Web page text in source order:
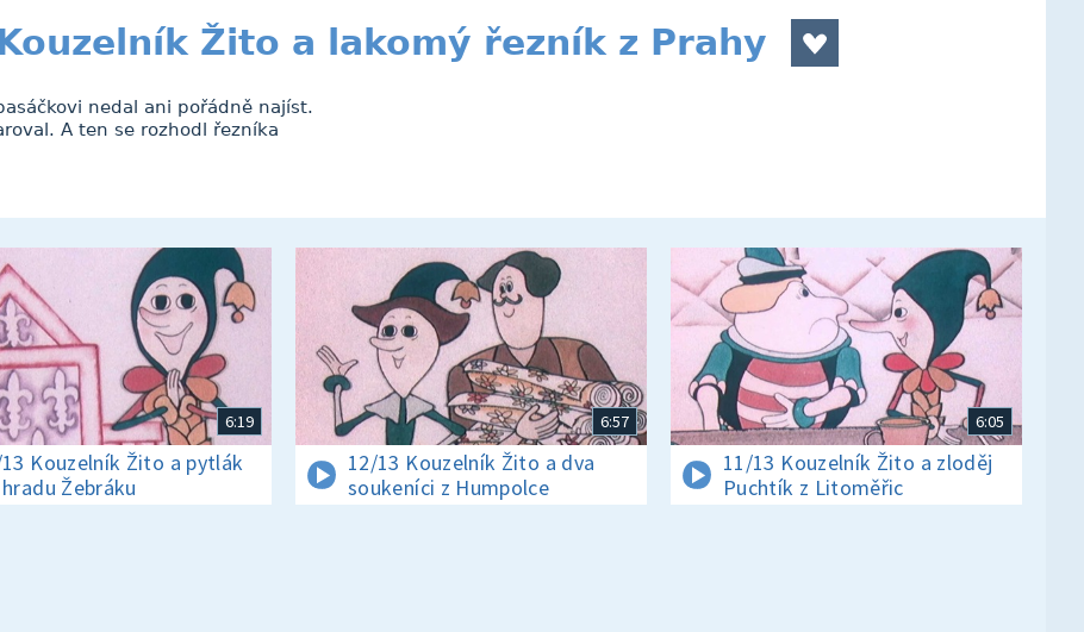
Žito a lakomý řezník z Prahy
nedal ani pořádně najíst.
A ten se rozhodl řezníka
6:19
Kouzelník Žito a pytlák
Žebráku
6:57
12/13 Kouzelník Žito a dva
soukeníci z Humpolce
6:05
11/13 Kouzelník Žito a zloděj
Puchtík z Litoměřic